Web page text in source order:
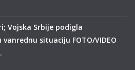
Vojska Srbije podigla
situaciju FOTO/VIDEO